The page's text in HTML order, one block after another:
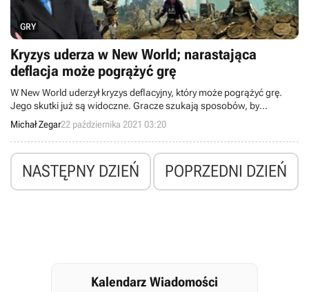
GRY
Kryzys uderza w New World; narastająca
deflacja może pogrążyć grę
W New World uderzył kryzys deflacyjny, który może pogrążyć grę.
Jego skutki już są widoczne. Gracze szukają sposobów, by
zapobiec ewentualnej katastrofie.
Michał Zegar22 października 2021 03:20
NASTĘPNY DZIEŃ POPRZEDNI DZIEŃ
Kalendarz Wiadomości